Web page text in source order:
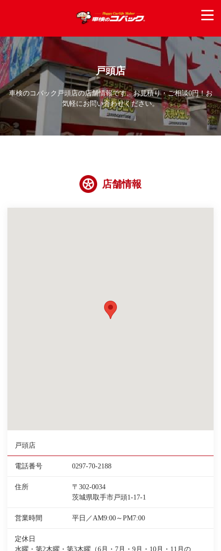
戸頭店
車検のコバック戸頭店の店舗情報です。お見積り・ご相談0円！お
気軽にお問い合わせください。
店舗情報
戸頭店
電話番号 0297-70-2188
住所
〒302-0034
茨城県取手市戸頭1-17-1
営業時間 平日／AM9:00～PM7:00
定休日
水曜・第2木曜・第3木曜（6月・7月・9月・10月・11月の